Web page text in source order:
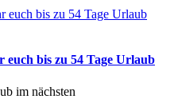
euch bis zu 54 Tage Urlaub
im nächsten